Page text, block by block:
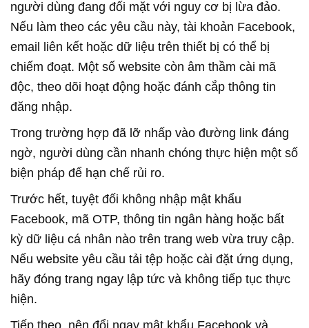
người dùng đang đối mặt với nguy cơ bị lừa đảo.
Nếu làm theo các yêu cầu này, tài khoản Facebook,
email liên kết hoặc dữ liệu trên thiết bị có thể bị
chiếm đoạt. Một số website còn âm thầm cài mã
độc, theo dõi hoạt động hoặc đánh cắp thông tin
đăng nhập.
Trong trường hợp đã lỡ nhấp vào đường link đáng
ngờ, người dùng cần nhanh chóng thực hiện một số
biện pháp để hạn chế rủi ro.
Trước hết, tuyệt đối không nhập mật khẩu
Facebook, mã OTP, thông tin ngân hàng hoặc bất
kỳ dữ liệu cá nhân nào trên trang web vừa truy cập.
Nếu website yêu cầu tải tệp hoặc cài đặt ứng dụng,
hãy đóng trang ngay lập tức và không tiếp tục thực
hiện.
Tiếp theo, nên đổi ngay mật khẩu Facebook và